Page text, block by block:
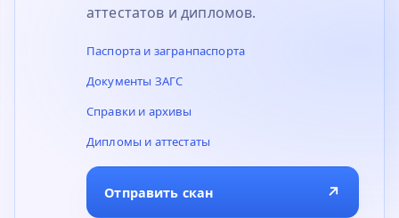
аттестатов и дипломов.
Паспорта и загранпаспорта
Документы ЗАГС
Справки и архивы
Дипломы и аттестаты
Отправить скан ↗